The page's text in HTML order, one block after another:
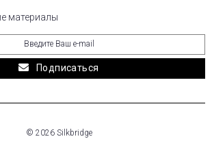
материалы
Подписаться
© 2026 Silkbridge